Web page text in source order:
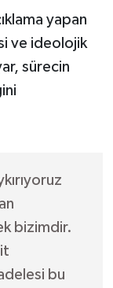
yapan
ve ideolojik
sürecin
bizimdir.
bu